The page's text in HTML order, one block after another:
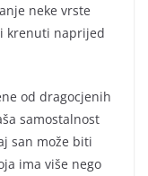
neke vrste
krenuti naprijed
od dragocjenih
samostalnost
san može biti
ima više nego